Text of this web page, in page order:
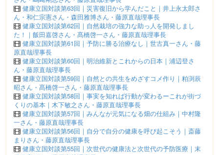
健康立国対談第63回｜災害復旧から学んだこと｜井上永太郎さ
ん・和仁宗憲さん・森田雅博さん・藤原直哉理事長
健康立国対談第62回｜自然栽培の強力な助っ人を開発しまし
た！｜飯田嘉啓さん・髙橋啓一さん・藤原直哉理事長
健康立国対談第61回｜予防に勝る治療なし｜世古真一さん・藤
原直哉理事長
健康立国対談第60回｜明治維新とこれからの日本｜浦辺登さ
ん・藤原直哉理事長
健康立国対談第59回｜自然との共生をめざすコメ作り｜粕渕辰
昭さん・髙橋啓一さん・藤原直哉理事長
健康立国対談第58回｜事実を知れば行動が変わるーこれが街づ
くりの基本｜木下敏之さん・藤原直哉理事長
健康立国対談第57回｜みんなが元気になる畑の仕組み｜中村隆
一さん・藤原直哉理事長
健康立国対談第56回｜自分で自分の健康を呼び起こそう｜斎藤
まりさん・藤原直哉理事長
健康立国対談第55回｜次世代の健康法と次世代の予防医療｜末